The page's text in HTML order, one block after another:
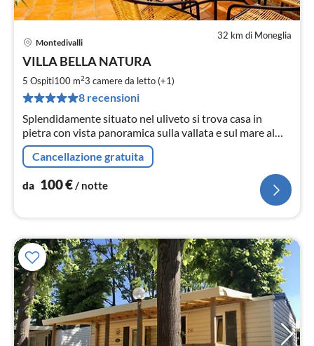
32 km di Moneglia
Montedivalli
VILLA BELLA NATURA
5 Ospiti100 m23 camere da letto (+1)
8 recensioni
Splendidamente situato nel uliveto si trova casa in
pietra con vista panoramica sulla vallata e sul mare al
confine tra Toscana e Liguria, vicino alle Cinque Terre,
free Wifi
Cancellazione gratuita
da 100€/ notte